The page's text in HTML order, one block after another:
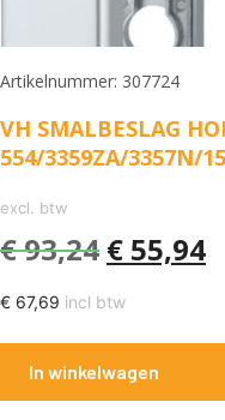
Artikelnummer: 307724
VH SMALBESLAG
554/3359ZA/3357N/
excl. btw
€93,24 € 55,94
€ 67,69 incl btw
In winkelwagen